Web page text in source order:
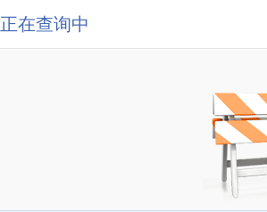
正在查询中